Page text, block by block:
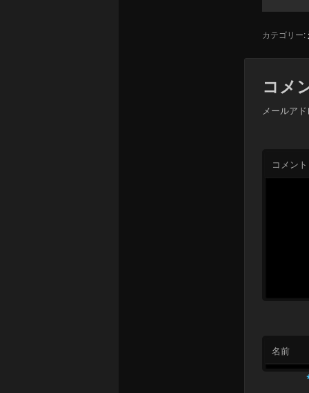
カテゴリー:
コメ
メールア
コメント
名前